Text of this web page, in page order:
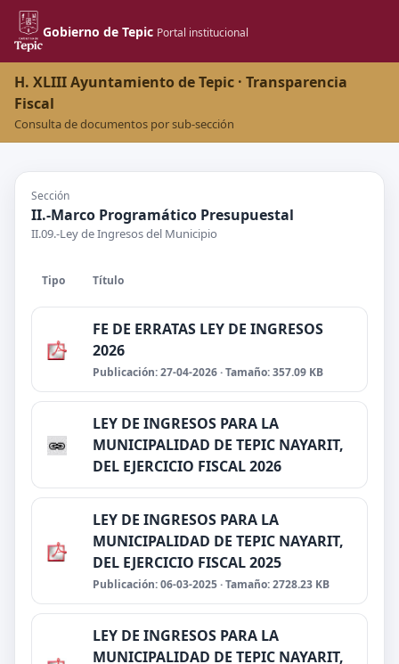
Gobierno de Tepic Portal institucional
H. XLIII Ayuntamiento de Tepic · Transparencia
Fiscal
Consulta de documentos por sub-sección
Sección
II.-Marco Programático Presupuestal
II.09.-Ley de Ingresos del Municipio
Tipo Título
FE DE ERRATAS LEY DE INGRESOS
2026
Publicación: 27-04-2026 · Tamaño: 357.09 KB
LEY DE INGRESOS PARA LA
MUNICIPALIDAD DE TEPIC NAYARIT,
DEL EJERCICIO FISCAL 2026
LEY DE INGRESOS PARA LA
MUNICIPALIDAD DE TEPIC NAYARIT,
DEL EJERCICIO FISCAL 2025
Publicación: 06-03-2025 · Tamaño: 2728.23 KB
LEY DE INGRESOS PARA LA
MUNICIPALIDAD DE TEPIC NAYARIT,